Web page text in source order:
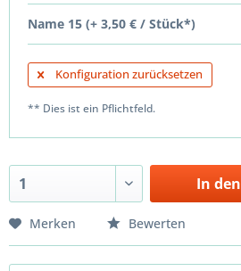
Name 15 (+ 3,50 € / Stück*)
Konfiguration zurücksetzen
** Dies ist ein Pflichtfeld.
In den
Merken Bewerten